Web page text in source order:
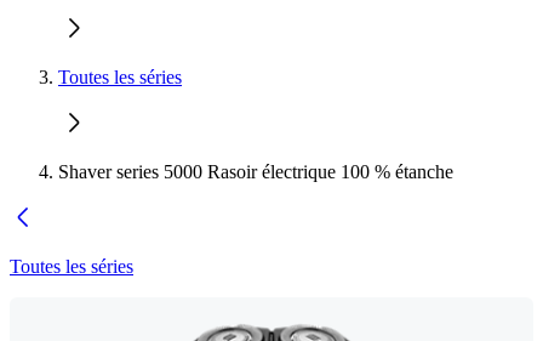
Toutes les séries
Shaver series 5000 Rasoir électrique 100 % étanche
Toutes les séries